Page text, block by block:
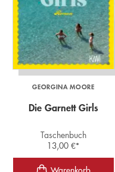
GEORGINA MOORE
Die Garnett Girls
Taschenbuch
13,00€*